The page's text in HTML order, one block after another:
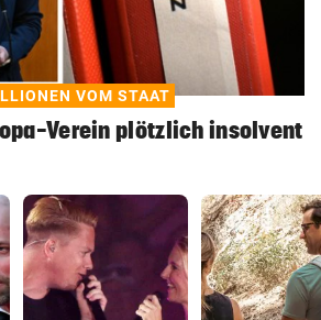
VOM STAAT
Verein plötzlich insolvent